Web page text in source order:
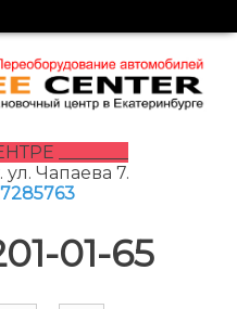
________
ул. Чапаева 7.
01-65